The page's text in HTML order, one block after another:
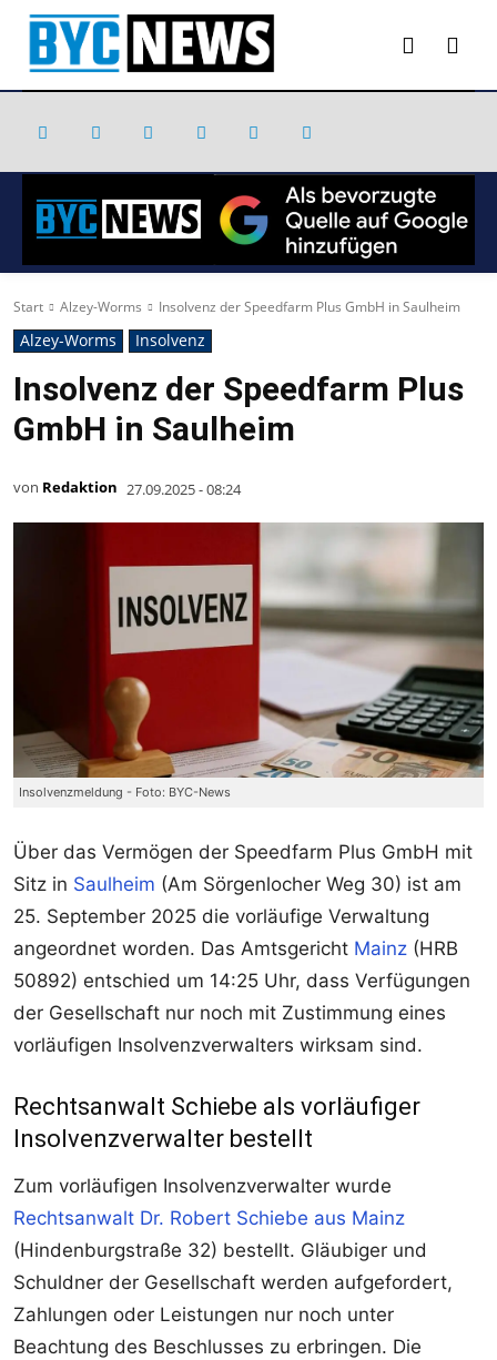
Start Alzey-Worms Insolvenz der Speedfarm Plus GmbH in Saulheim
Alzey-Worms Insolvenz
Insolvenz der Speedfarm Plus
GmbH in Saulheim
von Redaktion 27.09.2025 - 08:24
Insolvenzmeldung - Foto: BYC-News
Über das Vermögen der Speedfarm Plus GmbH mit
Sitz in Saulheim (Am Sörgenlocher Weg 30) ist am
25. September 2025 die vorläufige Verwaltung
angeordnet worden. Das Amtsgericht Mainz (HRB
50892) entschied um 14:25 Uhr, dass Verfügungen
der Gesellschaft nur noch mit Zustimmung eines
vorläufigen Insolvenzverwalters wirksam sind.
Rechtsanwalt Schiebe als vorläufiger
Insolvenzverwalter bestellt
Zum vorläufigen Insolvenzverwalter wurde
Rechtsanwalt Dr. Robert Schiebe aus Mainz
(Hindenburgstraße 32) bestellt. Gläubiger und
Schuldner der Gesellschaft werden aufgefordert,
Zahlungen oder Leistungen nur noch unter
Beachtung des Beschlusses zu erbringen. Die